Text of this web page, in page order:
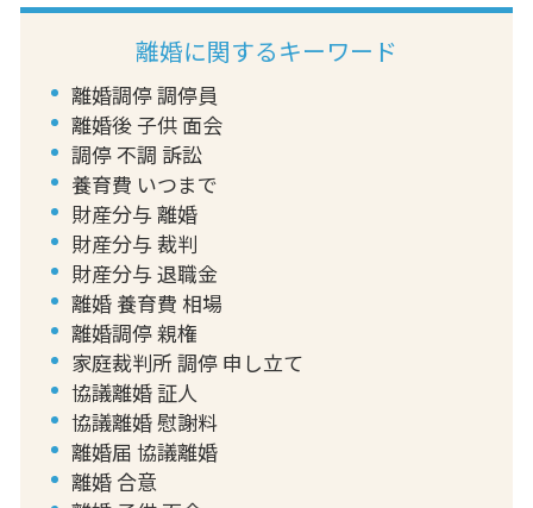
離婚に関するキーワード
離婚調停 調停員
離婚後 子供 面会
調停 不調 訴訟
養育費 いつまで
財産分与 離婚
財産分与 裁判
財産分与 退職金
離婚 養育費 相場
離婚調停 親権
家庭裁判所 調停 申し立て
協議離婚 証人
協議離婚 慰謝料
離婚届 協議離婚
離婚 合意